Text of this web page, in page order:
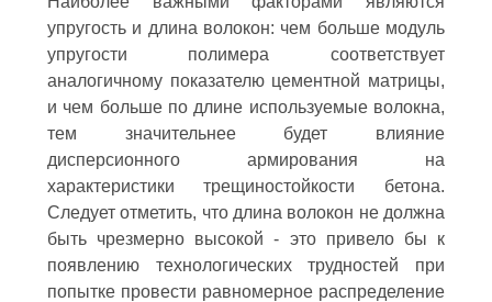
упругость и длина волокон: чем больше модуль
упругости полимера соответствует
аналогичному показателю цементной матрицы,
и чем больше по длине используемые волокна,
тем значительнее будет влияние
дисперсионного армирования на
характеристики трещиностойкости бетона.
Следует отметить, что длина волокон не должна
быть чрезмерно высокой - это привело бы к
появлению технологических трудностей при
попытке провести равномерное распределение